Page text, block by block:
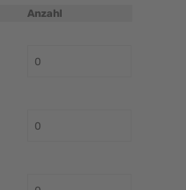
Anzahl